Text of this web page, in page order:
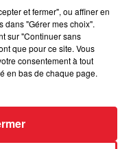
Urban hit. Au
chrono, le sondage du
et fermer", ou affiner en
dans "Gérer mes choix".
sur "Continuer sans
que pour ce site. Vous
consentement à tout
en bas de chaque page.